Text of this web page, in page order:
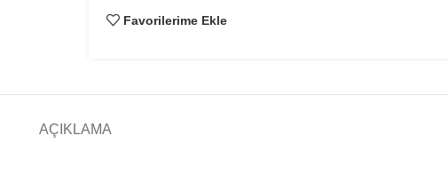
Favorilerime Ekle
AÇIKLAMA